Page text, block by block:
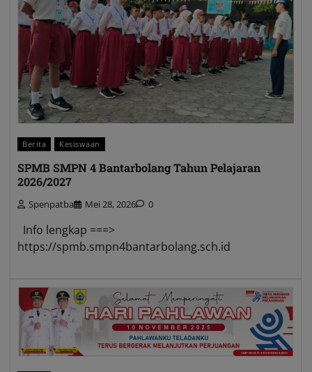
Berita Kesiswaan
SPMB SMPN 4 Bantarbolang Tahun Pelajaran
2026/2027
Spenpatba Mei 28, 2026 0
Info lengkap ===>
https://spmb.smpn4bantarbolang.sch.id